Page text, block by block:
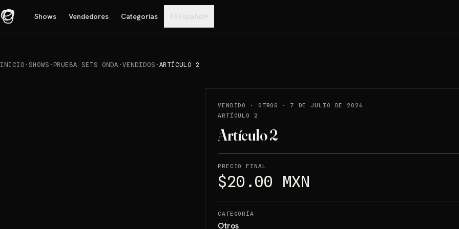
Shows Vendedores Categorías ES Español▾
INICIO · SHOWS · PRUEBA SETS ONDA · VENDIDOS · ARTÍCULO 2
VENDIDO · OTROS · 7 DE JULIO DE 2026
ARTÍCULO 2
Artículo 2
PRECIO FINAL
$20.00 MXN
CATEGORÍA
Otros